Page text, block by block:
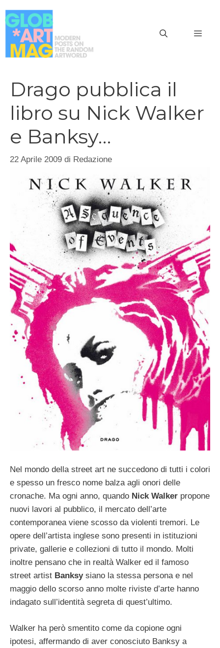
al
contenuto
Drago pubblica il
libro su Nick Walker
e Banksy…
22 Aprile 2009 di Redazione
Nel mondo della street art ne succedono di tutti i colori
e spesso un fresco nome balza agli onori delle
cronache. Ma ogni anno, quando Nick Walker propone
nuovi lavori al pubblico, il mercato dell’arte
contemporanea viene scosso da violenti tremori. Le
opere dell’artista inglese sono presenti in istituzioni
private, gallerie e collezioni di tutto il mondo. Molti
inoltre pensano che in realtà Walker ed il famoso
street artist Banksysiano la stessa persona e nel
maggio dello scorso anno molte riviste d’arte hanno
indagato sull’identità segreta di quest’ultimo.
Walker ha però smentito come da copione ogni
ipotesi, affermando di aver conosciuto Banksy a